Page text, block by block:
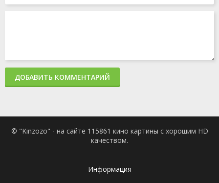
ДОБАВИТЬ КОММЕНТАРИЙ
© "Kinzozo" - на сайте 115861 кино картины с хорошим HD
качеством.
Информация